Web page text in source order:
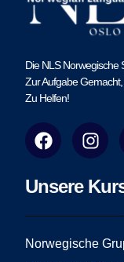
Die NLS Norwegische
Zur Aufgabe
Zu Helfen!
F
a
e
o
o
I
n
t
g
r
Unsere
Norwegische